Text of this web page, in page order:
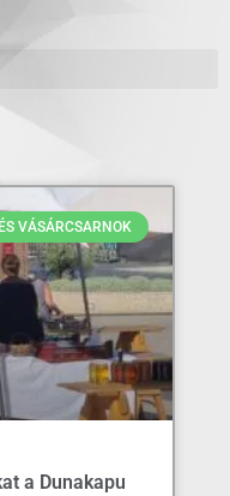
VÁSÁRCSARNOK
a Dunakapu